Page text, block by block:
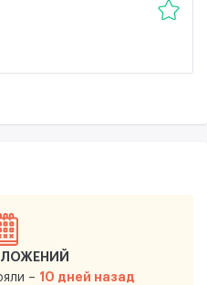
– 10 дней назад